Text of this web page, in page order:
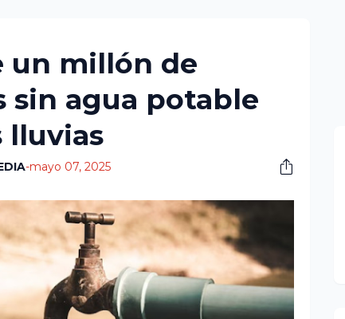
un millón de
sin agua potable
lluvias
-mayo 07, 2025